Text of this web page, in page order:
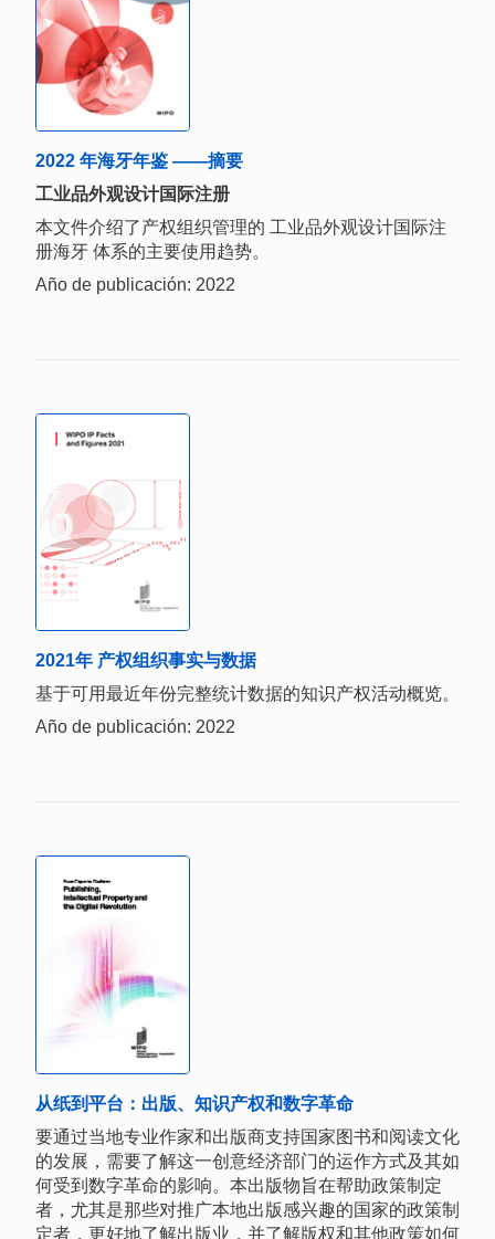
2022 年海牙年鉴 ——摘要
工业品外观设计国际注册
本文件介绍了产权组织管理的 工业品外观设计国际注
册海牙 体系的主要使用趋势。
Año de publicación: 2022
2021年 产权组织事实与数据
基于可用最近年份完整统计数据的知识产权活动概览。
Año de publicación: 2022
从纸到平台：出版、知识产权和数字革命
要通过当地专业作家和出版商支持国家图书和阅读文化
的发展，需要了解这一创意经济部门的运作方式及其如
何受到数字革命的影响。本出版物旨在帮助政策制定
者，尤其是那些对推广本地出版感兴趣的国家的政策制
定者，更好地了解出版业，并了解版权和其他政策如何